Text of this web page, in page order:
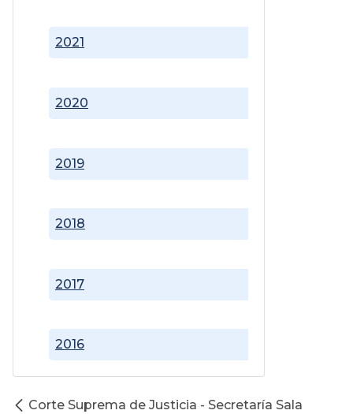
2016
2017
2018
2019
2020
2021
Corte Suprema de Justicia - Secretaría Sala